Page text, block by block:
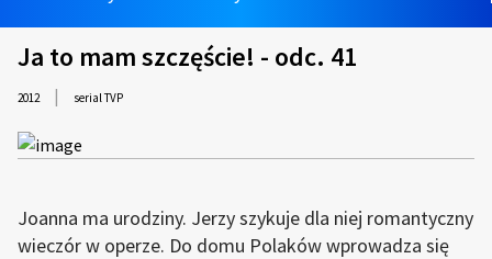
Ja to mam szczęście! - odc. 41
2012 | serial TVP
Joanna ma urodziny. Jerzy szykuje dla niej romantyczny
wieczór w operze. Do domu Polaków wprowadza się